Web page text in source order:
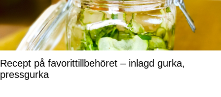
Recept på favorittillbehöret – inlagd gurka,
pressgurka